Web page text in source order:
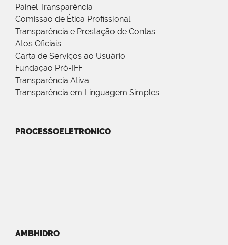
Painel Transparência
Comissão de Ética Profissional
Transparência e Prestação de Contas
Atos Oficiais
Carta de Serviços ao Usuário
Fundação Pró-IFF
Transparência Ativa
Transparência em Linguagem Simples
PROCESSOELETRONICO
AMBHIDRO